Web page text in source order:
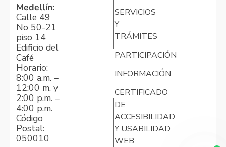
Medellín:
Calle 49
No 50-21
piso 14
Edificio del
Café
Horario:
8:00 a.m. –
12:00 m. y
2:00 p.m. –
4:00 p.m.
Código
Postal:
050010
SERVICIOS
Y
TRÁMITES
PARTICIPACIÓN
INFORMACIÓN
CERTIFICADO
DE
ACCESIBILIDAD
Y USABILIDAD
WEB